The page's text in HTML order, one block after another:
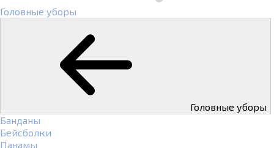
Головные уборы
Головные уборы
Банданы
Бейсболки
Панамы